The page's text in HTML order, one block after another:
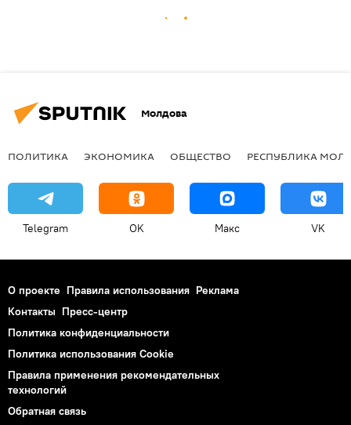
Молдова
ПОЛИТИКА ЭКОНОМИКА ОБЩЕСТВО РЕСПУБЛИКА
Telegram OK Макс VK
О проекте Правила использования Реклама
Контакты Пресс-центр
Политика конфиденциальности
Политика использования Cookie
Правила применения рекомендательных
технологий
Обратная связь